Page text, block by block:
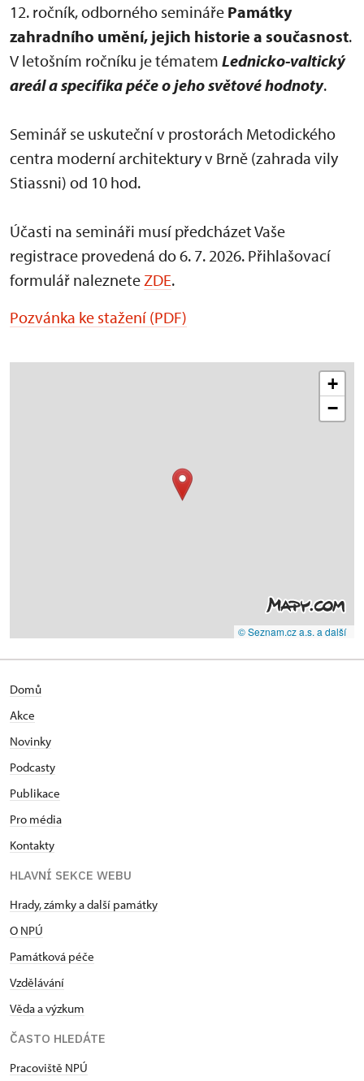
12. ročník, odborného semináře Památky
zahradního umění, jejich historie a současnost.
V letošním ročníku je tématem Lednicko-valtický
areál a specifika péče o jeho světové hodnoty.
Seminář se uskuteční v prostorách Metodického
centra moderní architektury v Brně (zahrada vily
Stiassni) od 10 hod.
Účasti na semináři musí předcházet Vaše
registrace provedená do 6. 7. 2026. Přihlašovací
formulář naleznete ZDE.
Pozvánka ke stažení (PDF)
+
−
© Seznam.cz a.s. a další
Domů
Akce
Novinky
Podcasty
Publikace
Pro média
Kontakty
HLAVNÍ SEKCE WEBU
Hrady, zámky a další památky
O NPÚ
Památková péče
Vzdělávání
Věda a výzkum
ČASTO HLEDÁTE
Pracoviště NPÚ